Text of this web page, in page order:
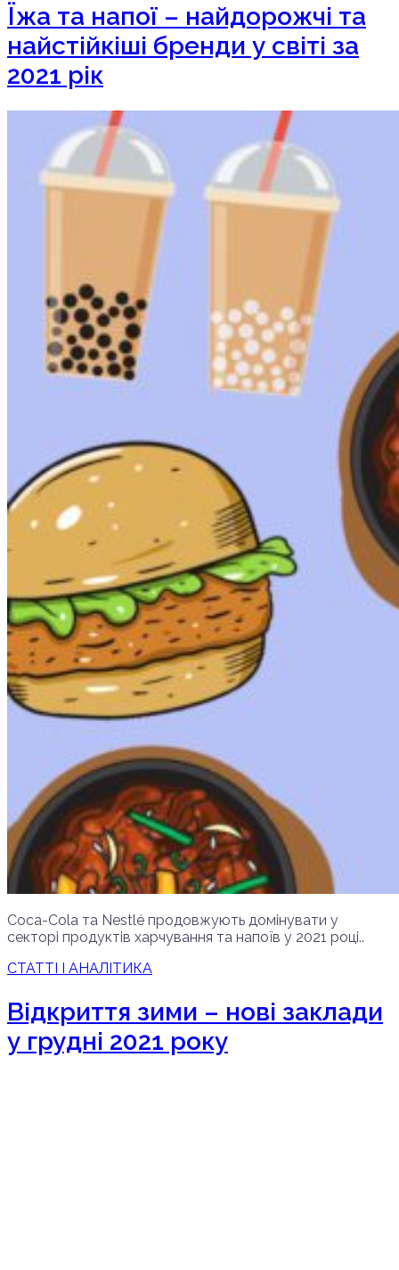
Їжа та напої – найдорожчі та
найстійкіші бренди у світі за
2021 рік
Coca-Cola та Nestlé продовжують домінувати у
секторі продуктів харчування та напоїв у 2021 році..
СТАТТІ І АНАЛІТИКА
Відкриття зими – нові заклади
у грудні 2021 року